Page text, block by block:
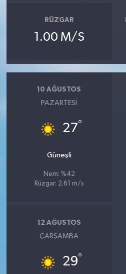
RÜZGAR
1.00 M/S
10 AĞUSTOS
PAZARTESI
27°
Güneşli
Nem: %42
Rüzgar: 2.61 m/s
12 AĞUSTOS
ÇARŞAMBA
29°